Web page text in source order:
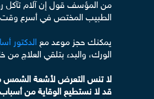
من المؤسف قول إن آلام تآكل
الطبيب المختص في أسرع
يمكنك حجز موعد مع الدكتور
الورك، والبدء بتلقي العلاج
لا تنس التعرض لأشعة
قد لا نستطيع الوقاية من